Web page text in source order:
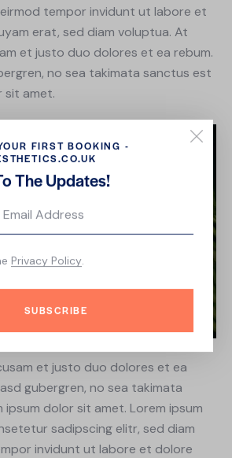
tempor invidunt ut labore et
erat, sed diam voluptua. At
et justo duo dolores et ea rebum.
no sea takimata sanctus est
sit amet.
et justo duo dolores et ea
gubergren, no sea takimata
dolor sit amet. Lorem ipsum
sadipscing elitr, sed diam
invidunt ut labore et dolore
FIRST BOOKING -
The Updates!
SUBSCRIBE
Privacy Policy.